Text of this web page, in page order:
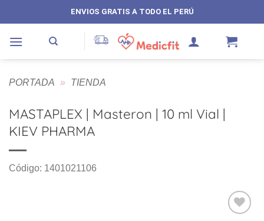
al
contenido
ENVIOS GRATIS A TODO EL PERÚ
PORTADA » TIENDA
MASTAPLEX | Masteron | 10 ml Vial |
KIEV PHARMA
Código: 1401021106